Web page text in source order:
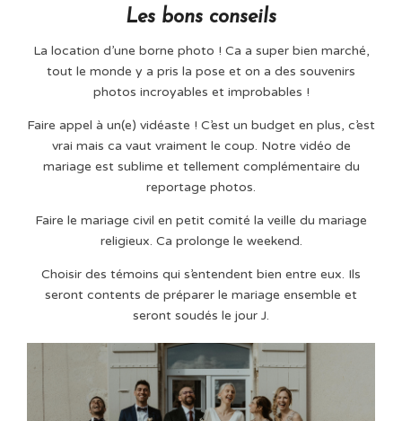
Les bons conseils
La location d’une borne photo ! Ca a super bien marché,
tout le monde y a pris la pose et on a des souvenirs
photos incroyables et improbables !
Faire appel à un(e) vidéaste ! C’est un budget en plus, c’est
vrai mais ca vaut vraiment le coup. Notre vidéo de
mariage est sublime et tellement complémentaire du
reportage photos.
Faire le mariage civil en petit comité la veille du mariage
religieux. Ca prolonge le weekend.
Choisir des témoins qui s’entendent bien entre eux. Ils
seront contents de préparer le mariage ensemble et
seront soudés le jour J.